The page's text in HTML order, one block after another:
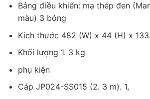
Bảng điều khiển: mạ thép đen
màu) 3 bóng
Kích thước 482 (W) x 44 (H) x
Khối lượng 1. 3 kg
phụ kiện
Cáp JP024-SS015 (2. 3 m). 1,